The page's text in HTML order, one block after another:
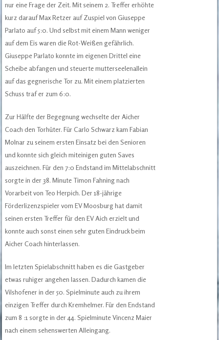
nur eine Frage der Zeit. Mit seinem 2. Treffer erhöhte
kurz darauf Max Retzer auf Zuspiel von Giuseppe
Parlato auf 5:0. Und selbst mit einem Mann weniger
auf dem Eis waren die Rot-Weißen gefährlich.
Giuseppe Parlato konnte im eigenen Drittel eine
Scheibe abfangen und steuerte mutterseelenallein
auf das gegnerische Tor zu. Mit einem platzierten
Schuss traf er zum 6:0.
Zur Hälfte der Begegnung wechselte der Aicher
Coach den Torhüter. Für Carlo Schwarz kam Fabian
Molnar zu seinem ersten Einsatz bei den Senioren
und konnte sich gleich miteinigen guten Saves
auszeichnen. Für den 7:0 Endstand im Mittelabschnitt
sorgte in der 38. Minute Timon Fahning nach
Vorarbeit von Teo Herpich. Der 18-jährige
Förderlizenzspieler vom EV Moosburg hat damit
seinen ersten Treffer für den EV Aich erzielt und
konnte auch sonst einen sehr guten Eindruck beim
Aicher Coach hinterlassen.
Im letzten Spielabschnitt haben es die Gastgeber
etwas ruhiger angehen lassen. Dadurch kamen die
Vilshofener in der 50. Spielminute auch zu ihrem
einzigen Treffer durch Kremhelmer. Für den Endstand
zum 8 :1 sorgte in der 44. Spielminute Vincenz Maier
nach einem sehenswerten Alleingang.